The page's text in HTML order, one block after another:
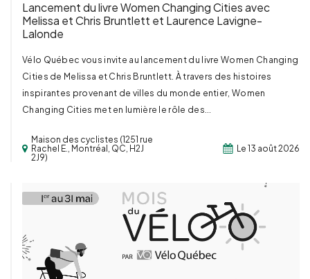
Lancement du livre Women Changing Cities avec
Melissa et Chris Bruntlett et Laurence Lavigne-
Lalonde
Vélo Québec vous invite au lancement du livre Women Changing
Cities de Melissa et Chris Bruntlett. À travers des histoires
inspirantes provenant de villes du monde entier, Women
Changing Cities met en lumière le rôle des...
Maison des cyclistes (1251 rue
Rachel E., Montréal, QC, H2J
2J9)
Le 13 août 2026
TERMINÉ